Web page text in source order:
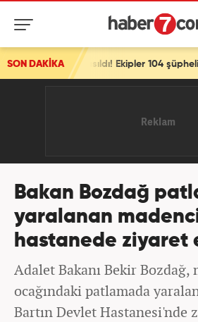
SON DAKİKA
Ekipler 104 şüpheliyi yakaladı
Bakan Bozdağ
yaralanan
hastanede ziyaret
Adalet Bakanı Bekir Bozdağ,
ocağındaki patlamada
Bartın Devlet Hastanesi'nde